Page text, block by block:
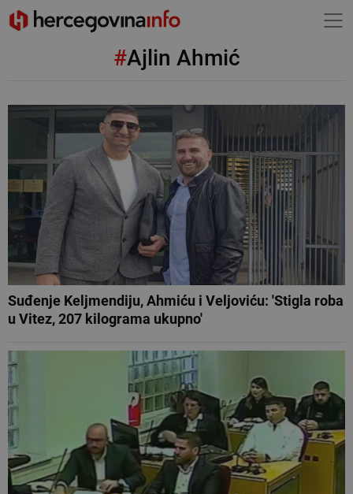
#Ajlin Ahmić
Suđenje Keljmendiju, Ahmiću i Veljoviću: 'Stigla roba
u Vitez, 207 kilograma ukupno'